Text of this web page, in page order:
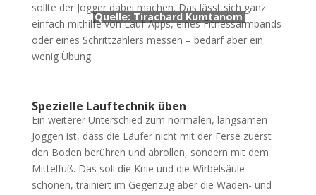
Quelle: Tirachard Kumtanom
sollte der Jogger dabei machen. Das lässt sich ganz
einfach mithilfe von Lauf-Apps, eines Fitnessarmbands
oder eines Schrittzählers messen – bedarf aber ein
wenig Übung.
Spezielle Lauftechnik üben
Ein weiterer Unterschied zum normalen, langsamen
Joggen ist, dass die Läufer nicht mit der Ferse zuerst
den Boden berühren und abrollen, sondern mit dem
Mittelfuß. Das soll die Knie und die Wirbelsäule
schonen, trainiert im Gegenzug aber die Waden- und